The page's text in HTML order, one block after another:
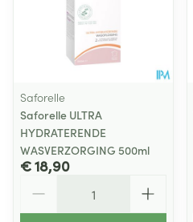
Saforelle
Saforelle ULTRA
HYDRATERENDE
WASVERZORGING 500ml
€ 18,90